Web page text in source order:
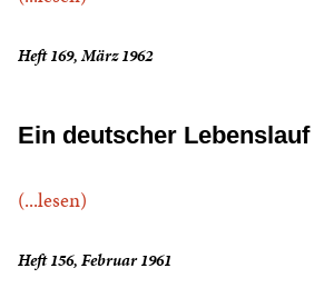
Heft 169, März 1962
Ein deutscher Lebenslauf
(...lesen)
Heft 156, Februar 1961